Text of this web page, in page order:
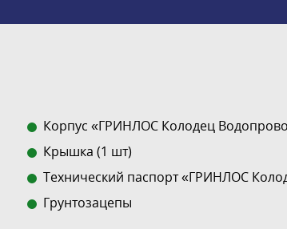
Корпус «ГРИНЛОС Колодец
Крышка (1 шт)
Технический паспорт «ГРИНЛОС
Грунтозацепы